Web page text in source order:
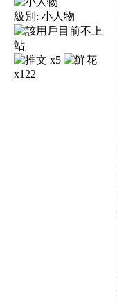
級別: 小人物
x5
x122